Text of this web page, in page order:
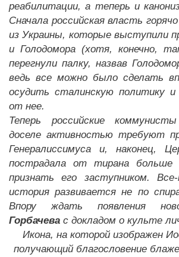
реабилитации, а теперь и
Сначала российская власть
из Украины, которые выступили
и Голодомора (хотя, конечно,
перегнули палку, назвав
ведь все можно было сделать
осудить сталинскую политику
от нее.
Теперь российские
доселе активностью требуют
Генералиссимуса и, наконец,
пострадала от тирана больше
признать его заступником.
история развивается не по
Впору ждать появления
Горбачева с докладом о культе
Икона, на которой изображен
получающий благословение